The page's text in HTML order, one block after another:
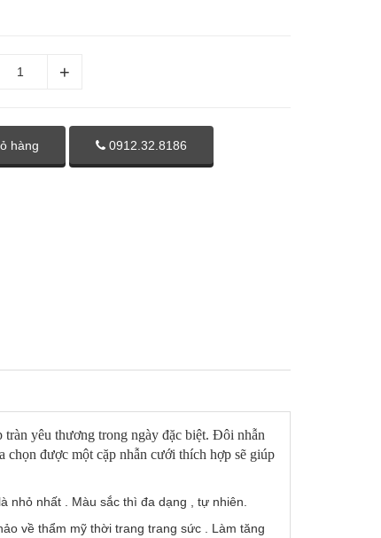
hàng 0912.32.8186
tràn yêu thương trong ngày đặc biệt. Đôi nhẫn
được một cặp nhẫn cưới thích hợp sẽ giúp
nhỏ nhất . Màu sắc thì đa dạng , tự nhiên.
về thẩm mỹ thời trang trang sức . Làm tăng